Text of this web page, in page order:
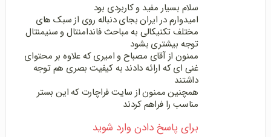
سلام بسیار مفید و کاربردی بود
امیدوارم در ایران بجای دنباله روی از سبک های
مختلف تکنیکالی به مباحث فاندامنتال و سنیمنتال
توجه بیشتری بشود
ممنون از آقای مصباح و امیری که علاوه بر محتوای
غنی ای که ارائه دادند به کیفیت بصری هم توجه
داشتند
همچنین ممنون از سایت فراچارت که این بستر
مناسب را فراهم کردند
برای پاسخ دادن وارد شوید